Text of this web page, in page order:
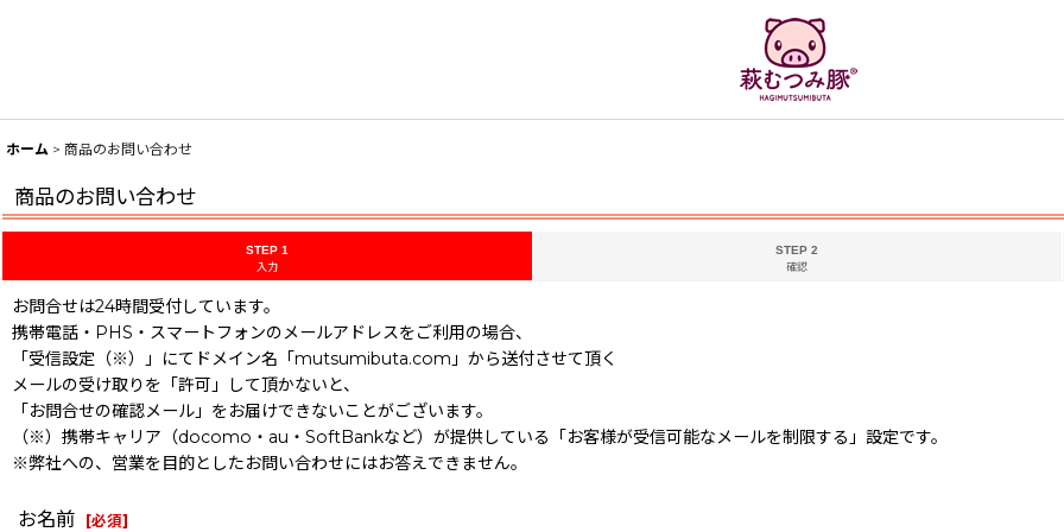
ホーム > 商品のお問い合わせ
商品のお問い合わせ
STEP 1
入力
STEP 2
確認
お問合せは24時間受付しています。
携帯電話・PHS・スマートフォンのメールアドレスをご利用の場合、
「受信設定（※）」にてドメイン名「mutsumibuta.com」から送付させて頂く
メールの受け取りを「許可」して頂かないと、
「お問合せの確認メール」をお届けできないことがございます。
（※）携帯キャリア（docomo・au・SoftBankなど）が提供している「お客様が受信可能なメールを制限する」設定です。
※弊社への、営業を目的としたお問い合わせにはお答えできません。
お名前 [必須]